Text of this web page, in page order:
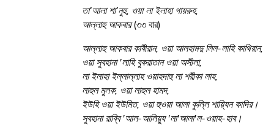
তা’আলা শা’নুহু, ওয়া লা ইলাহা গায়রুহ,
আল্লাহু আকবার (৩৩ বার)
আল্লাহু আকবার কাবীরান, ওয়া আলহামদু লিল-লাহি কাথিরান,
ওয়া সুবহানা 'লাহি বুকরাতান ওয়া অসীলা,
লা ইলাহা ইল্লাল্লাহ ওয়াহদাহু লা শরীকা লাহ,
লাহুল মুলক, ওয়া লাহুল হামদ,
ইউহি ওয়া ইউমিত, ওয়া হুওয়া আলা কুল্লি শায়্যিন কাদির।
সুবহানা রাব্বি 'আল-আলিয়্যু 'লা'আলা'ল-ওয়াহ-হাব।